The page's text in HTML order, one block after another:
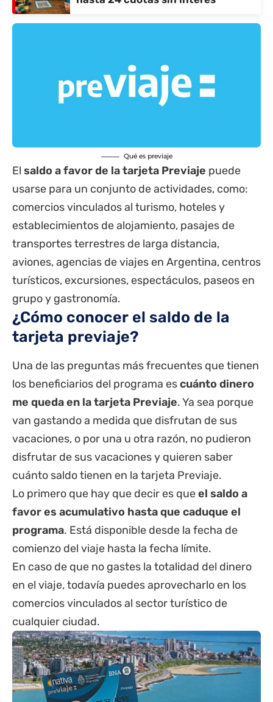
Qué es previaje
El saldo a favor de la tarjeta Previaje puede
usarse para un conjunto de actividades, como:
comercios vinculados al turismo, hoteles y
establecimientos de alojamiento, pasajes de
transportes terrestres de larga distancia,
aviones, agencias de viajes en Argentina, centros
turísticos, excursiones, espectáculos, paseos en
grupo y gastronomía.
¿Cómo conocer el saldo de la
tarjeta previaje?
Una de las preguntas más frecuentes que tienen
los beneficiarios del programa escuánto dinero
me queda en la tarjeta Previaje. Ya sea porque
van gastando a medida que disfrutan de sus
vacaciones, o por una u otra razón, no pudieron
disfrutar de sus vacaciones y quieren saber
cuánto saldo tienen en la tarjeta Previaje.
Lo primero que hay que decir es queel saldo a
favor es acumulativo hasta que caduque el
programa. Está disponible desde la fecha de
comienzo del viaje hasta la fecha límite.
En caso de que no gastes la totalidad del dinero
en el viaje, todavía puedes aprovecharlo en los
comercios vinculados al sector turístico de
cualquier ciudad.